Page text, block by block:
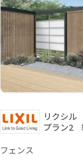
リクシ
プラン2
フェンス